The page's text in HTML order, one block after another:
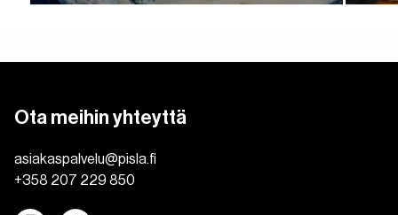
Ota meihin yhteyttä
asiakaspalvelu@pisla.fi
+358 207 229 850